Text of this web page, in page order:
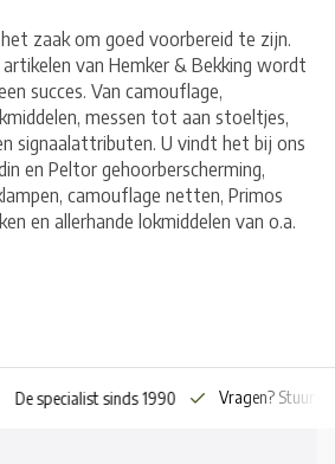
zaak om goed voorbereid te zijn.
van Hemker & Bekking wordt
succes. Van camouflage,
messen tot aan stoeltjes,
signaalattributen. U vindt het bij ons
en Peltor gehoorberscherming,
camouflage netten, Primos
en allerhande lokmiddelen van o.a.
De specialist sinds 1990 Vragen? Stuur